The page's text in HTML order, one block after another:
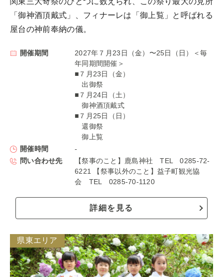
「御神酒頂戴式」、フィナーレは「御上覧」と呼ばれる
屋台の神前奉納の儀。
開催期間
2027年７月23日（金）〜25日（日）＜毎
年同期間開催＞
■７月23日（金）
出御祭
■７月24日（土）
御神酒頂戴式
■７月25日（日）
還御祭
御上覧
開催時間
-
問い合わせ先
【祭事のこと】鹿島神社 TEL 0285-72-
6221 【祭事以外のこと】益子町観光協
会 TEL 0285-70-1120
詳細を見る
県東エリア